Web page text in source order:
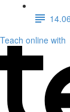
Teach online with